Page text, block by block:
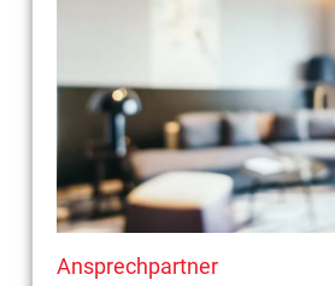
Ansprechpartner